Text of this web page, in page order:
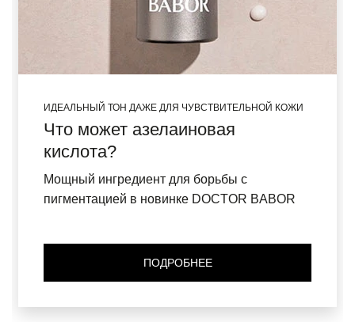
ИДЕАЛЬНЫЙ ТОН ДАЖЕ ДЛЯ ЧУВСТВИТЕЛЬНОЙ КОЖИ
Что может азелаиновая
кислота?
Мощный ингредиент для борьбы с
пигментацией в новинке DOCTOR BABOR
ПОДРОБНЕЕ